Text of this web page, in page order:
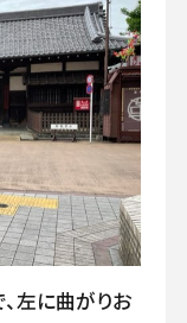
左に曲がりお